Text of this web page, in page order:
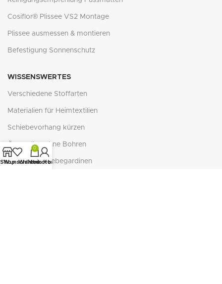
Cosiflor® Plissee VS2 Montage
Plissee ausmessen & montieren
Befestigung Sonnenschutz
WISSENSWERTES
Verschiedene Stoffarten
Materialien für Heimtextilien
Schiebevorhang kürzen
Ösenrollos ohne Bohren
Zubehör Schiebegardinen
Shop
Wunschliste
0
Warenkorb
Mein Konto